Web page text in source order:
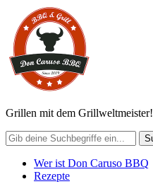
Grillen mit dem Grillweltmeister!
Wer ist Don Caruso BBQ
Rezepte